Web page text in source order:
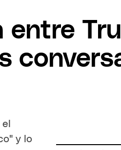
entre
y lo